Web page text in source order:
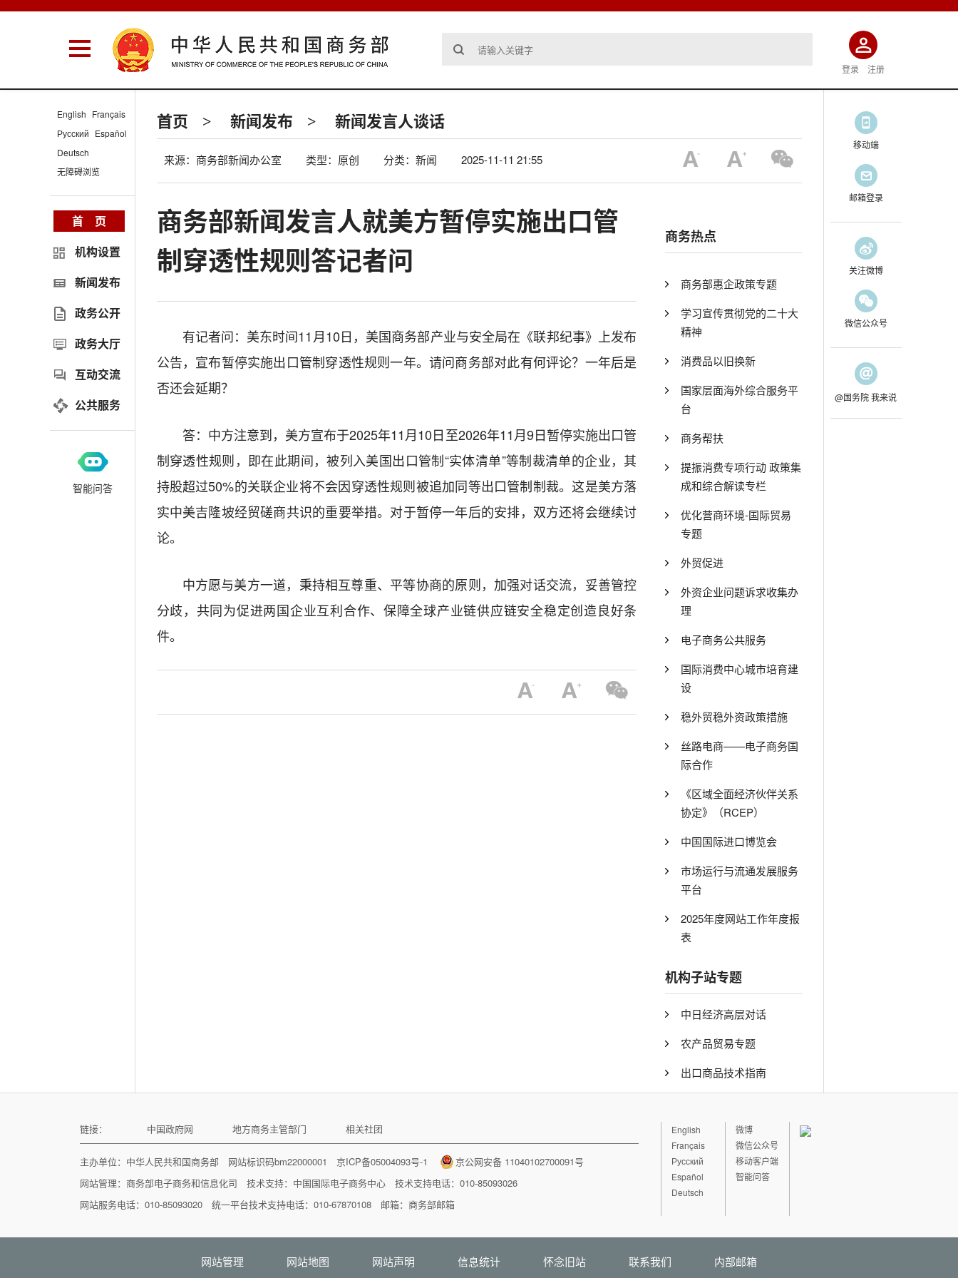
登录 注册
首页 > 新闻发布 > 新闻发言人谈话
来源：商务部新闻办公室 类型：原创 分类：新闻 2025-11-11 21:55
商务部新闻发言人就美方暂停实施出口管
制穿透性规则答记者问
有记者问：美东时间11月10日，美国商务部产业与安全局在《联邦纪事》上发布
公告，宣布暂停实施出口管制穿透性规则一年。请问商务部对此有何评论？一年后是
否还会延期？
答：中方注意到，美方宣布于2025年11月10日至2026年11月9日暂停实施出口管
制穿透性规则，即在此期间，被列入美国出口管制“实体清单”等制裁清单的企业，其
持股超过50%的关联企业将不会因穿透性规则被追加同等出口管制制裁。这是美方落
实中美吉隆坡经贸磋商共识的重要举措。对于暂停一年后的安排，双方还将会继续讨
论。
中方愿与美方一道，秉持相互尊重、平等协商的原则，加强对话交流，妥善管控
分歧，共同为促进两国企业互利合作、保障全球产业链供应链安全稳定创造良好条
件。
商务热点
商务部惠企政策专题
学习宣传贯彻党的二十大
精神
消费品以旧换新
国家层面海外综合服务平
台
商务帮扶
提振消费专项行动 政策集
成和综合解读专栏
优化营商环境-国际贸易
专题
外贸促进
外资企业问题诉求收集办
理
电子商务公共服务
国际消费中心城市培育建
设
稳外贸稳外资政策措施
丝路电商——电子商务国
际合作
《区域全面经济伙伴关系
协定》（RCEP）
中国国际进口博览会
市场运行与流通发展服务
平台
2025年度网站工作年度报
表
机构子站专题
中日经济高层对话
农产品贸易专题
出口商品技术指南
English Français
Русский Español
Deutsch
无障碍浏览
首 页
机构设置
新闻发布
政务公开
政务大厅
互动交流
公共服务
智能问答
移动端
邮箱登录
关注微博
微信公众号
@国务院 我来说
链接： 中国政府网 地方商务主管部门 相关社团
主办单位：中华人民共和国商务部 网站标识码bm22000001京ICP备05004093号-1
京公网安备 11040102700091号
网站管理：商务部电子商务和信息化司 技术支持： 中国国际电子商务中心 技术支持电话：010-85093026
网站服务电话：010-85093020 统一平台技术支持电话：010-67870108 邮箱：商务部邮箱
English
Français
Русский
Español
Deutsch
微博
微信公众号
移动客户端
智能问答
网站管理 网站地图 网站声明 信息统计 怀念旧站 联系我们 内部邮箱